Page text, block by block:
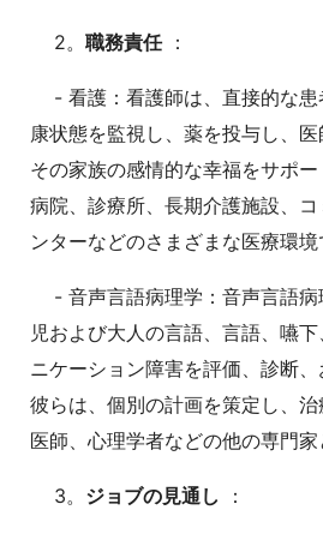
2。 職務責任：
- 看護：看護師は、直接的な
康状態を監視し、薬を投与し、
その家族の感情的な幸福をサポー
病院、診療所、長期介護施設、
ンターなどのさまざまな医療環境
- 音声言語病理学：音声言語
児および大人の言語、言語、嚥
ニケーション障害を評価、診断、
彼らは、個別の計画を策定し、治
医師、心理学者などの他の専門家
3。 ジョブの見通し ：